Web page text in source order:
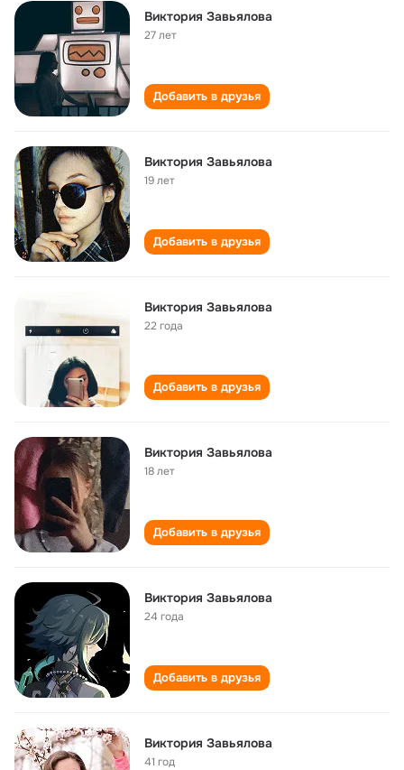
Виктория Завьялова
27 лет
Добавить в друзья
Виктория Завьялова
19 лет
Добавить в друзья
Виктория Завьялова
22 года
Добавить в друзья
Виктория Завьялова
18 лет
Добавить в друзья
Виктория Завьялова
24 года
Добавить в друзья
Виктория Завьялова
41 год